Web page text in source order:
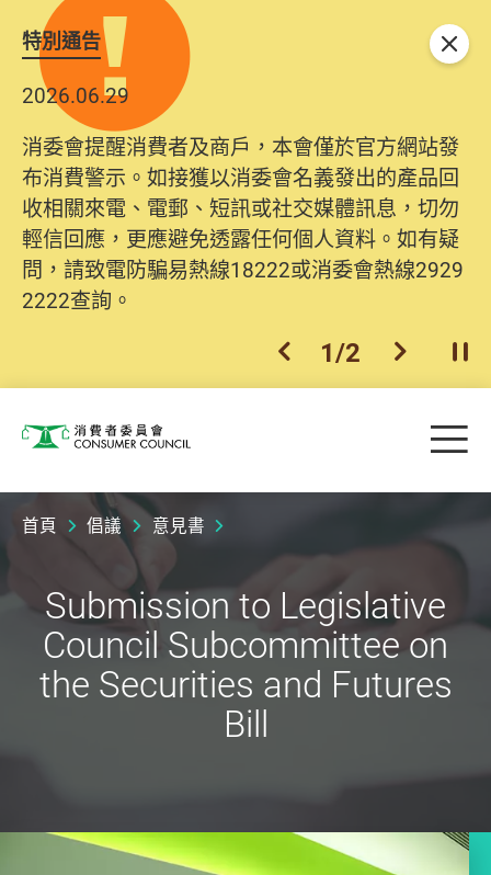
特別通告
2026.06.29
消委會提醒消費者及商戶，本會僅於官方網站發
布消費警示。如接獲以消委會名義發出的產品回
收相關來電、電郵、短訊或社交媒體訊息，切勿
輕信回應，更應避免透露任何個人資料。如有疑
問，請致電防騙易熱線18222或消委會熱線2929
2222查詢。
上一個
1/2 下一個開
關閉
消費者委員會 目
首頁 倡議 意見書
Submission to Legislative
Council Subcommittee on
the Securities and Futures
Bill